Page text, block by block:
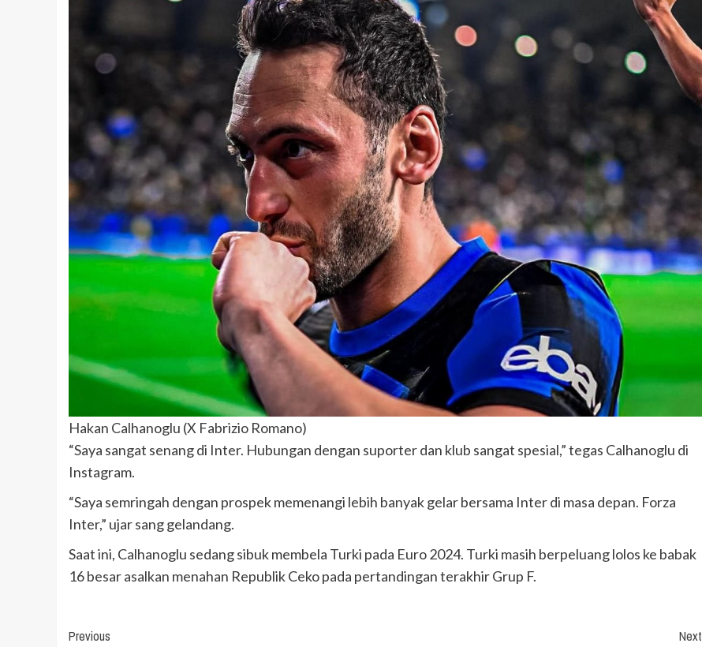
Hakan Calhanoglu (X Fabrizio Romano)
“Saya sangat senang di Inter. Hubungan dengan suporter dan klub sangat spesial,” tegas Calhanoglu di
Instagram.
“Saya semringah dengan prospek memenangi lebih banyak gelar bersama Inter di masa depan. Forza
Inter,” ujar sang gelandang.
Saat ini, Calhanoglu sedang sibuk membela Turki pada Euro 2024. Turki masih berpeluang lolos ke babak
16 besar asalkan menahan Republik Ceko pada pertandingan terakhir Grup F.
Continue
Previous
Next